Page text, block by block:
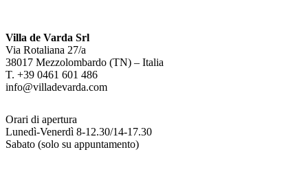
Villa de Varda Srl
Via Rotaliana 27/a
38017 Mezzolombardo (TN) – Italia
T. +39 0461 601 486
info@villadevarda.com
Orari di apertura
Lunedì-Venerdì 8-12.30/14-17.30
Sabato (solo su appuntamento)